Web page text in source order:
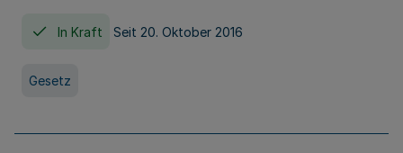
In Kraft Seit 20. Oktober 2016
Gesetz